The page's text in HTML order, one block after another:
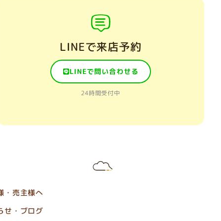
LINEで来店予約
LINEで問い合わせる
24時間受付中
・売主様へ
せ・ブログ